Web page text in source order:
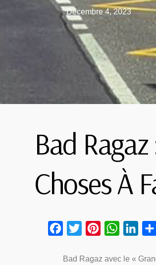
Décembre 4, 2023
Bad
Choses À
FacebookTwitterPinterest
Bad Ragaz avec le «